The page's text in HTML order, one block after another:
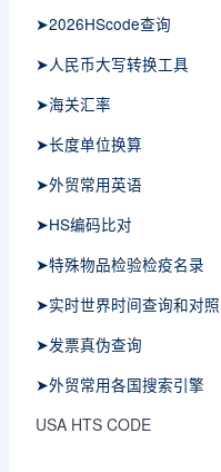
➤2026HScode查询
➤人民币大写转换工具
➤海关汇率
➤长度单位换算
➤外贸常用英语
➤HS编码比对
➤特殊物品检验检疫名录
➤实时世界时间查询和对照
➤发票真伪查询
➤外贸常用各国搜索引擎
USA HTS CODE